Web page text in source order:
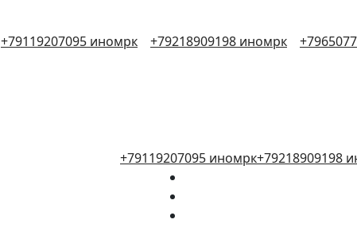
+79119207095 иномрк +79218909198 иномрк
+79119207095 иномрк+79218909198